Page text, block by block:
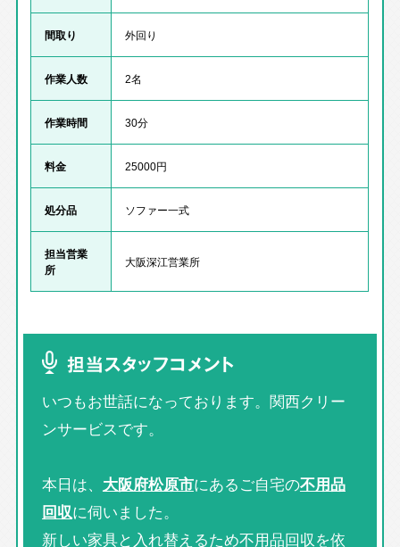
間取り 外回り
作業人数 2名
作業時間 30分
料金 25000円
処分品 ソファー一式
担当営業
所
大阪深江営業所
担当スタッフコメント
いつもお世話になっております。関西クリー
ンサービスです。
本日は、 大阪府松原市にあるご自宅の不用品
回収に伺いました。
新しい家具と入れ替えるため不用品回収を依